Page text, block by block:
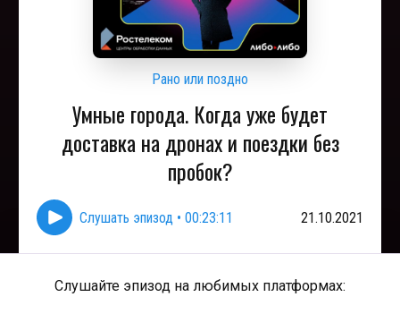
Рано или поздно
Умные города. Когда уже будет
доставка на дронах и поездки без
пробок?
Слушать эпизод • 00:23:11 21.10.2021
Слушайте эпизод на любимых платформах: